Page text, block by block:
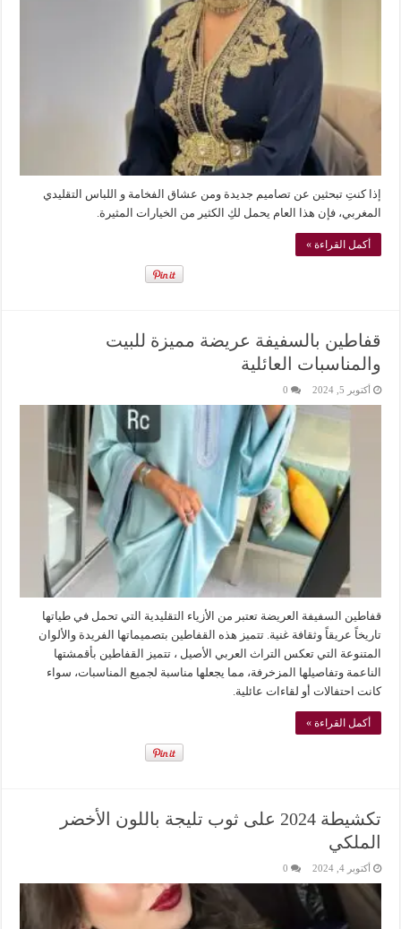
إذا كنتِ تبحثين عن تصاميم جديدة ومن عشاق الفخامة و اللباس التقليدي
المغربي، فإن هذا العام يحمل لكِ الكثير من الخيارات المثيرة.
أكمل القراءة »
قفاطين بالسفيفة عريضة مميزة للبيت
والمناسبات العائلية
أكتوبر 5, 2024 0
قفاطين السفيفة العريضة تعتبر من الأزياء التقليدية التي تحمل في طياتها
تاريخاً عريقاً وثقافة غنية. تتميز هذه القفاطين بتصميماتها الفريدة والألوان
المتنوعة التي تعكس التراث العربي الأصيل ، تتميز القفاطين بأقمشتها
الناعمة وتفاصيلها المزخرفة، مما يجعلها مناسبة لجميع المناسبات، سواء
كانت احتفالات أو لقاءات عائلية.
أكمل القراءة »
تكشيطة 2024 على ثوب تليجة باللون الأخضر
الملكي
أكتوبر 4, 2024 0